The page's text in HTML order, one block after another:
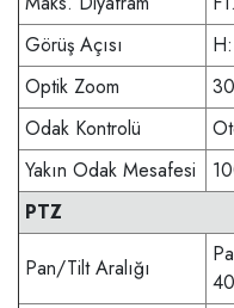
Görüş Açısı
Optik Zoom
Odak Kontrolü
Yakın Odak Mesafesi
PTZ
Pan/Tilt Aralığı